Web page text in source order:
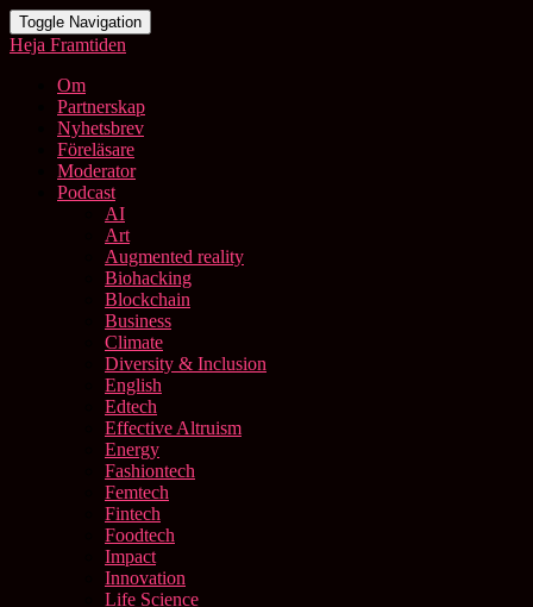
Toggle Navigation
Heja Framtiden
Om
Partnerskap
Nyhetsbrev
Föreläsare
Moderator
Podcast
AI
Art
Augmented reality
Biohacking
Blockchain
Business
Climate
Diversity & Inclusion
English
Edtech
Effective Altruism
Energy
Fashiontech
Femtech
Fintech
Foodtech
Impact
Innovation
Life Science